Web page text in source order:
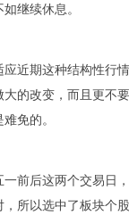
继续休息。
应近期这种结构性行
大的改变，而且更不
免的。
一前后这两个交易日
，所以选中了板块个